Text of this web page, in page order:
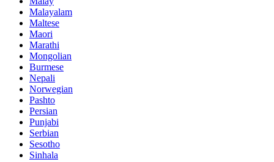
Malayalam
Maltese
Maori
Marathi
Mongolian
Burmese
Nepali
Norwegian
Pashto
Persian
Punjabi
Serbian
Sesotho
Sinhala